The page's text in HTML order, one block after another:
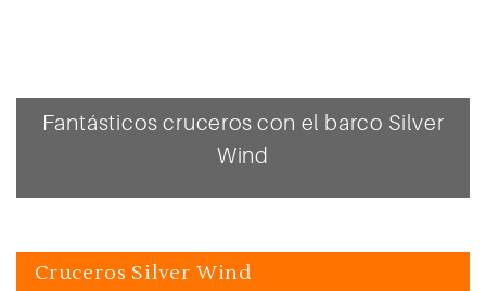
Fantásticos cruceros con el barco Silver
Wind
Cruceros Silver Wind